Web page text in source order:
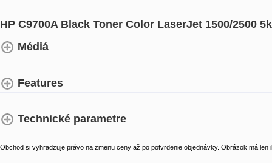
HP C9700A Black Toner Color LaserJet 1500/2500
Médiá
Features
Technické parametre
Obchod si vyhradzuje právo na zmenu ceny až po potvrdenie objednávky. Obrázok má len